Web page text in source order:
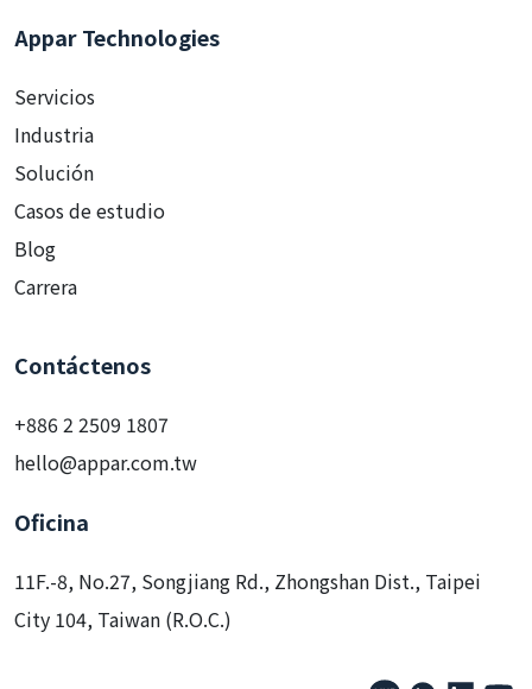
Appar Technologies
Servicios
Industria
Solución
Casos de estudio
Blog
Carrera
Contáctenos
+886 2 2509 1807
hello@appar.com.tw
Oficina
11F.-8, No.27, Songjiang Rd., Zhongshan Dist., Taipei
City 104, Taiwan (R.O.C.)